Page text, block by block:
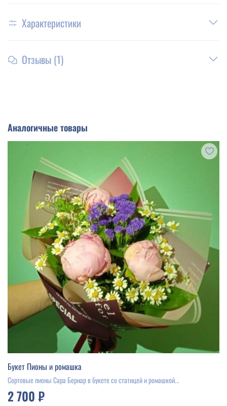
Характеристики
Отзывы (1)
Аналогичные товары
Букет Пионы и ромашка
Сортовые пионы Сара Бернар в букете со статицей и ромашкой...
2 700 ₽